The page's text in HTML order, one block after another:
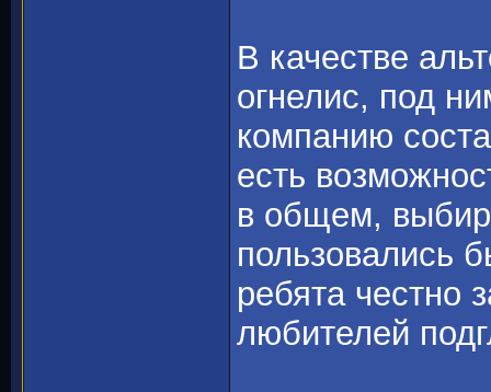
В качестве
огнелис, под
компанию
есть
в общем,
пользовались
ребята честно
любителей